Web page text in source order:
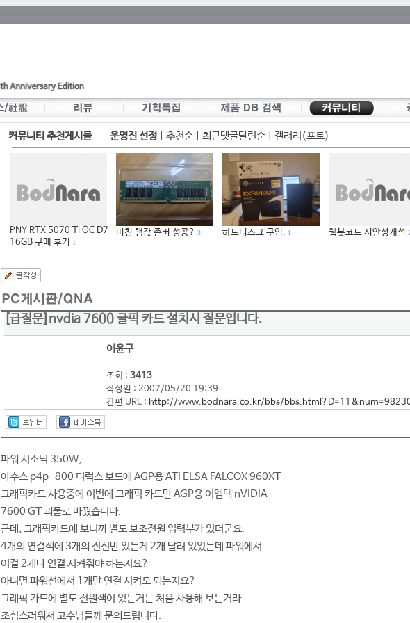
커뮤니티 추천게시물 운영진 선정 추천순| 최근댓글달린순| 갤러리(포토)
PNY RTX 5070 Ti OC D7
16GB 구매 후기
1
미친 램값 존버 성공? 3 하드디스크 구입. 1 웹봇코드 시안성개선 2
[급질문]nvdia 7600 글픽 카드 설치시 질문입니다.
이윤구
조회 : 3413
작성일 : 2007/05/20 19:39
간편 URL : http://www.bodnara.co.kr/bbs/
파워 시소닉 350W,
아수스 p4p-800 디럭스 보드에 AGP용 ATI ELSA FALCOX 960XT
그래픽카드 사용중에 이번에 그래픽 카드만 AGP용 이엠텍 nVIDIA
7600 GT 괴물로 바꿨습니다.
근데, 그래픽카드에 보니까 별도 보조전원 입력부가 있더군요.
4개의 연결잭에 3개의 전선만 있는게 2개 달려 있었는데 파워에서
이걸 2개다 연결 시켜줘야 하는지요?
아니면 파워선에서 1개만 연결 시켜도 되는지요?
그래픽 카드에 별도 전원잭이 있는거는 처음 사용해 보는거라
조심스러워서 고수님들께 문의드립니다.